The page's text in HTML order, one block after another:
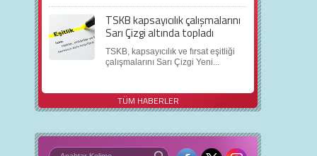
TSKB kapsayıcılık çalışmalarını
Sarı Çizgi altında topladı
TSKB, kapsayıcılık ve fırsat eşitliği
çalışmalarını Sarı Çizgi Yeni...
TÜM HABERLER